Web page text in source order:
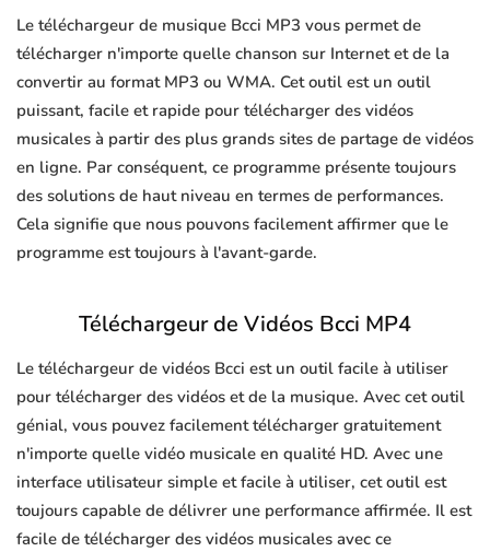
Le téléchargeur de musique Bcci MP3 vous permet de
télécharger n'importe quelle chanson sur Internet et de la
convertir au format MP3 ou WMA. Cet outil est un outil
puissant, facile et rapide pour télécharger des vidéos
musicales à partir des plus grands sites de partage de vidéos
en ligne. Par conséquent, ce programme présente toujours
des solutions de haut niveau en termes de performances.
Cela signifie que nous pouvons facilement affirmer que le
programme est toujours à l'avant-garde.
Téléchargeur de Vidéos Bcci MP4
Le téléchargeur de vidéos Bcci est un outil facile à utiliser
pour télécharger des vidéos et de la musique. Avec cet outil
génial, vous pouvez facilement télécharger gratuitement
n'importe quelle vidéo musicale en qualité HD. Avec une
interface utilisateur simple et facile à utiliser, cet outil est
toujours capable de délivrer une performance affirmée. Il est
facile de télécharger des vidéos musicales avec ce